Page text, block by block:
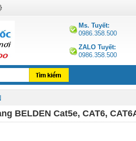
Ms. Tuyết:
0986.358.500
ZALO Tuyết:
0986.358.500
BELDEN Cat5e, CAT6,